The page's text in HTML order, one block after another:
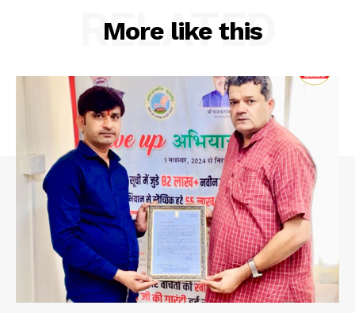
More like this
RELATED